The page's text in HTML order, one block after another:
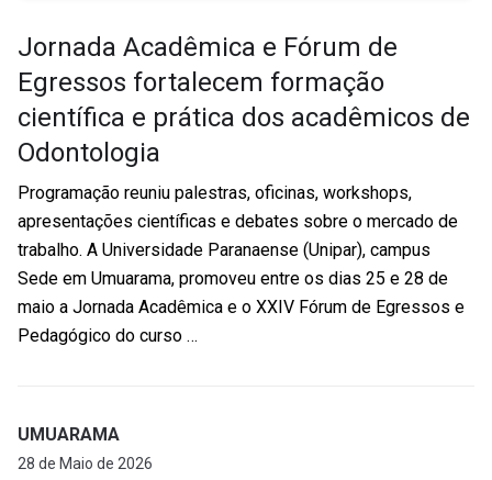
Jornada Acadêmica e Fórum de
Egressos fortalecem formação
científica e prática dos acadêmicos de
Odontologia
Programação reuniu palestras, oficinas, workshops,
apresentações científicas e debates sobre o mercado de
trabalho. A Universidade Paranaense (Unipar), campus
Sede em Umuarama, promoveu entre os dias 25 e 28 de
maio a Jornada Acadêmica e o XXIV Fórum de Egressos e
Pedagógico do curso …
UMUARAMA
28 de Maio de 2026